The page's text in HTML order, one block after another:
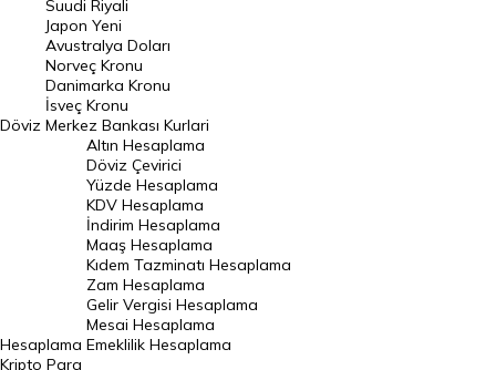
Avustralya Doları
Danimarka Kronu Kuru
Kanada Doları Kuru
Norveç Kronu Kuru
İsveç Kronu Kuru
Japon Yeni Kuru
Serbest Piyasa Döviz Kurları
Merkez Bankası Döviz Kurları
Altın Fiyatları
Döviz
Suudi Riyali
Japon Yeni
Avustralya Doları
Norveç Kronu
Danimarka Kronu
İsveç Kronu
Merkez Bankası Kurlari
Hesaplama
Altın Hesaplama
Döviz Çevirici
Yüzde Hesaplama
KDV Hesaplama
İndirim Hesaplama
Maaş Hesaplama
Kıdem Tazminatı Hesaplama
Zam Hesaplama
Gelir Vergisi Hesaplama
Mesai Hesaplama
Emeklilik Hesaplama
Kripto Para